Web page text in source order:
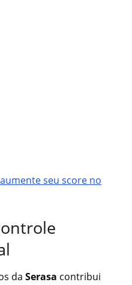
seu score no
da Serasa contribui